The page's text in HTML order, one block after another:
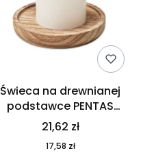
Świeca na drewnianej
podstawce PENTAS
MO6282-40
21,62 zł
17,58 zł